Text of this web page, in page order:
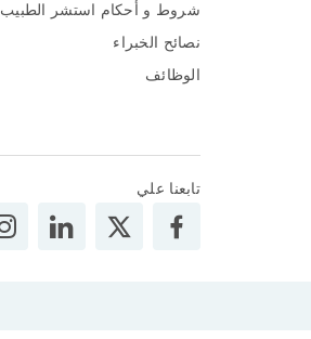
شروط و أحكام استشر الطبيب
نصائح الخبراء
الوظائف
تابعنا علي